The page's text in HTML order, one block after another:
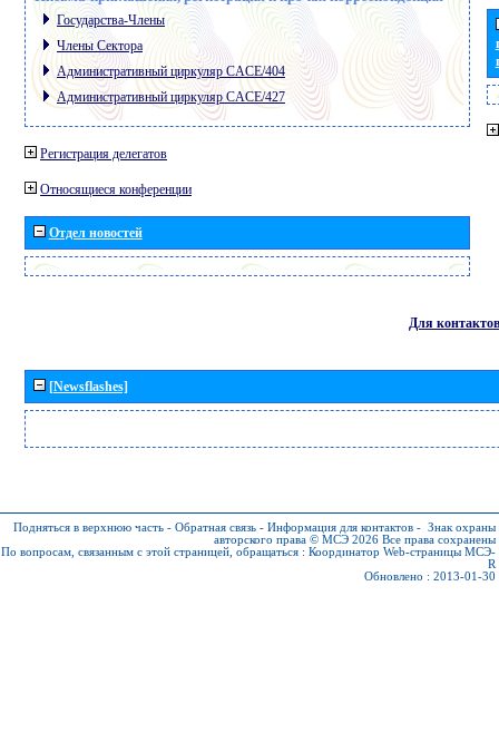
Государства-Члены
Члены Сектора
Административный циркуляр CACE/404
Административный циркуляр CACE/427
Регистрация делегатов
Относящиеся конференции
Отдел новостей
Для контактов
[Newsflashes]
Подняться в верхнюю часть - Обратная связь - Информация для контактов - Знак охраны
авторского права © МСЭ 2026 Все права сохранены
По вопросам, связанным с этой страницей, обращаться : Координатор Web-страницы МСЭ-
R
Обновлено : 2013-01-30